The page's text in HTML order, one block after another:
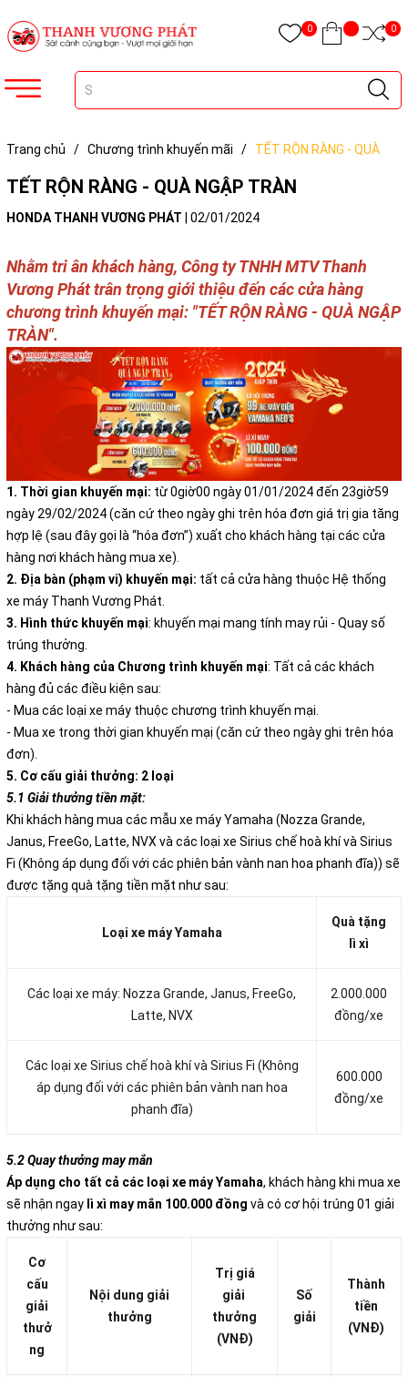
0 0
Trang chủ / Chương trình khuyến mãi /
TẾT RỘN RÀNG - QUÀ
TẾT RỘN RÀNG - QUÀ NGẬP TRÀN
HONDA THANH VƯƠNG PHÁT 02/01/2024
Nhằm tri ân khách hàng, Công ty TNHH MTV Thanh
Vương Phát trân trọng giới thiệu đến các cửa hàng
chương trình khuyến mại: "TẾT RỘN RÀNG - QUÀ NGẬP
TRÀN".
1. Thời gian khuyến mại: từ 0giờ00 ngày 01/01/2024 đến 23giờ59
ngày 29/02/2024 (căn cứ theo ngày ghi trên hóa đơn giá trị gia tăng
hợp lệ (sau đây gọi là “hóa đơn”) xuất cho khách hàng tại các cửa
hàng nơi khách hàng mua xe).
2. Địa bàn (phạm vi) khuyến mại: tất cả cửa hàng thuộc Hệ thống
xe máy Thanh Vương Phát.
3. Hình thức khuyến mại: khuyến mại mang tính may rủi - Quay số
trúng thưởng.
4. Khách hàng của Chương trình khuyến mại: Tất cả các khách
hàng đủ các điều kiện sau:
- Mua các loại xe máy thuộc chương trình khuyến mại.
- Mua xe trong thời gian khuyến mạị (căn cứ theo ngày ghi trên hóa
đơn).
5. Cơ cấu giải thưởng: 2 loại
5.1 Giải thưởng tiền mặt:
Khi khách hàng mua các mẫu xe máy Yamaha (Nozza Grande,
Janus, FreeGo, Latte, NVX và các loại xe Sirius chế hoà khí và Sirius
Fi (Không áp dụng đối với các phiên bản vành nan hoa phanh đĩa)) sẽ
được tặng quà tặng tiền mặt như sau:
Loại xe máy Yamaha
Quà tặng
lì xì
Các loại xe máy: Nozza Grande, Janus, FreeGo,
Latte, NVX
2.000.000
đồng/xe
Các loại xe Sirius chế hoà khí và Sirius Fi (Không
áp dụng đối với các phiên bản vành nan hoa
phanh đĩa)
600.000
đồng/xe
5.2 Quay thưởng may mắn
Áp dụng cho tất cả các loại xe máy Yamaha, khách hàng khi mua xe
sẽ nhận ngay lì xì may mắn 100.000 đồng và có cơ hội trúng 01 giải
thưởng như sau:
Cơ
cấu
giải
thưở
ng
Nội dung giải
thưởng
Trị giá
giải
thưởng
(VNĐ)
Số
giải
Thành
tiền
(VNĐ)